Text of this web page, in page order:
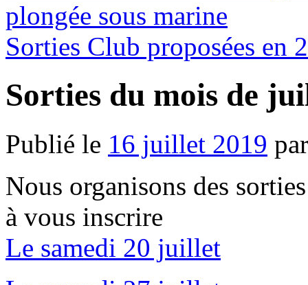
plongée sous marine
Sorties Club proposées en
Sorties du mois de
Publié le 16 juillet 2019 par
Nous organisons des
à vous inscrire
Le samedi 20 juillet